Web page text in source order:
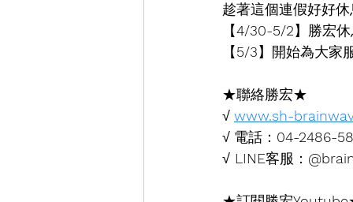
趁著這個連假好好
【4/30-5/2】勝宏
【5/3】開始為大家
★聯絡勝宏★
√ www.sh-
√ 電話： 04-2486-
√ LINE客服：